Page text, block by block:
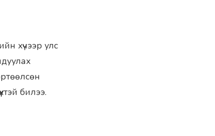
хүчээр улс
билээ.